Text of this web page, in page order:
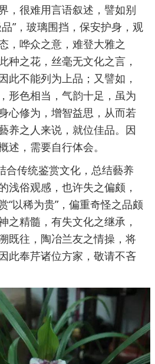
，很难用言语叙述，譬如别
”，玻璃围挡，保安护身，观
，哗众之意，难登大雅之
种之花，丝毫无文化之言，
此不能列为上品；又譬如，
形色相当，气韵十足，虽为
心修为，增智益思，从而若
养之人来说，就位佳品。因
述，需要自行体会。
合传统鉴赏文化，总结藝养
浅俗观感，也许失之偏颇，
“以稀为贵”，偏重奇怪之品颇
之精髓，有失文化之继承，
既往，陶冶兰友之情操，将
此奉芹诸位方家，敬请不吝